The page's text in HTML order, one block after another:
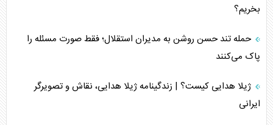
بخریم؟
حمله تند حسن روشن به مدیران استقلال؛ فقط صورت مسئله را
پاک می‌کنند
ژیلا هدایی کیست؟ | زندگینامه ژیلا هدایی، نقاش و تصویرگر
ایرانی